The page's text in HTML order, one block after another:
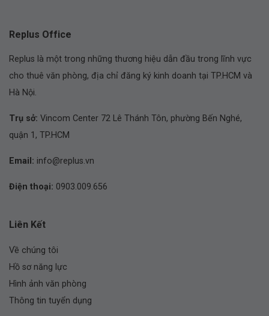
Replus Office
Replus là một trong những thương hiệu dẫn đầu trong lĩnh vực
cho thuê văn phòng, địa chỉ đăng ký kinh doanh tại TP.HCM và
Hà Nội.
Trụ sở: Vincom Center 72 Lê Thánh Tôn, phường Bến Nghé,
quận 1, TP.HCM
Email: info@replus.vn
Điện thoại: 0903.009.656
Liên Kết
Về chúng tôi
Hồ sơ năng lực
Hình ảnh văn phòng
Thông tin tuyển dụng